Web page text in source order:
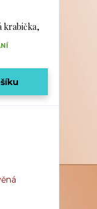
krabička,